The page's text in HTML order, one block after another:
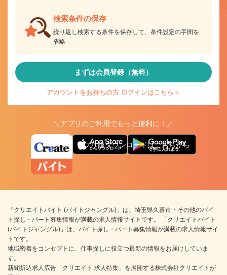
検索条件の保存
繰り返し検索する条件を保存して、条件設定の手間を
省略
まずは会員登録（無料）
アカウントをお持ちの方 ログインはこちら＞
＼アプリのご利用でもっと便利に！／
アプリ版ダウンロードはこちらから
「クリエイトバイト (バイトジャングル)」は、埼玉県久喜市・その他のバイ
ト探し・パート募集情報が満載の求人情報サイトです。 「クリエイトバイト
(バイトジャングル)」は、バイト探し・パート募集情報が満載の求人情報サイ
トです。
地域密着をコンセプトに、仕事探しに役立つ最新の情報をお届けしていま
す。
新聞折込求人広告「クリエイト 求人特集」を展開する株式会社クリエイトが